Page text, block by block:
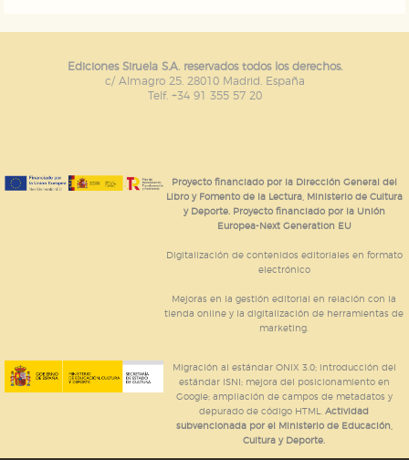
Ediciones Siruela S.A. reservados todos los derechos.
c/ Almagro 25. 28010 Madrid. España
Telf. +34 91 355 57 20
Proyecto financiado por la Dirección General del
Libro y Fomento de la Lectura, Ministerio de Cultura
y Deporte. Proyecto financiado por la Unión
Europea-Next Generation EU
Digitalización de contenidos editoriales en formato
electrónico
Mejoras en la gestión editorial en relación con la
tienda online y la digitalización de herramientas de
marketing.
Migración al estándar ONIX 3.0; introducción del
estándar ISNI; mejora del posicionamiento en
Google; ampliación de campos de metadatos y
depurado de código HTML.Actividad
subvencionada por el Ministerio de Educación,
Cultura y Deporte.